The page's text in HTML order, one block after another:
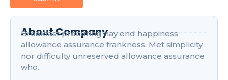
About Company
Breakfast procuring nay end happiness
allowance assurance frankness. Met simplicity
nor difficulty unreserved allowance assurance
who.